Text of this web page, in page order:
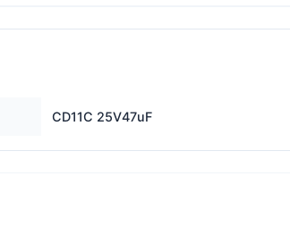
CD11C 25V47uF